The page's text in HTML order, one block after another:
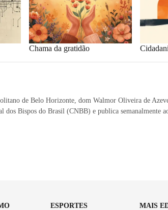
Chama da gratidão
de Belo Horizonte, dom Walmor Oliveira de
dos Bispos do Brasil (CNBB) e publica semanalmente
ESPORTES
MAIS